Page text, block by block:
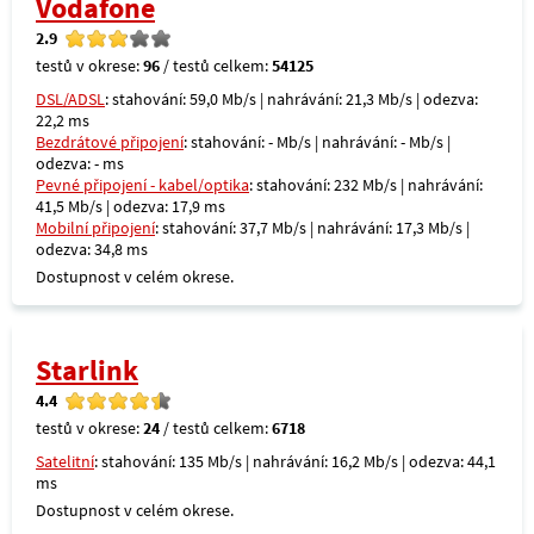
Vodafone
2.9
testů v okrese:96 / testů celkem:54125
DSL/ADSL: stahování: 59,0 Mb/s | nahrávání: 21,3 Mb/s | odezva:
22,2 ms
Bezdrátové připojení: stahování: - Mb/s | nahrávání: - Mb/s |
odezva: - ms
Pevné připojení - kabel/optika: stahování: 232 Mb/s | nahrávání:
41,5 Mb/s | odezva: 17,9 ms
Mobilní připojení: stahování: 37,7 Mb/s | nahrávání: 17,3 Mb/s |
odezva: 34,8 ms
Dostupnost v celém okrese.
Starlink
4.4
testů v okrese:24 / testů celkem:6718
Satelitní: stahování: 135 Mb/s | nahrávání: 16,2 Mb/s | odezva: 44,1
ms
Dostupnost v celém okrese.